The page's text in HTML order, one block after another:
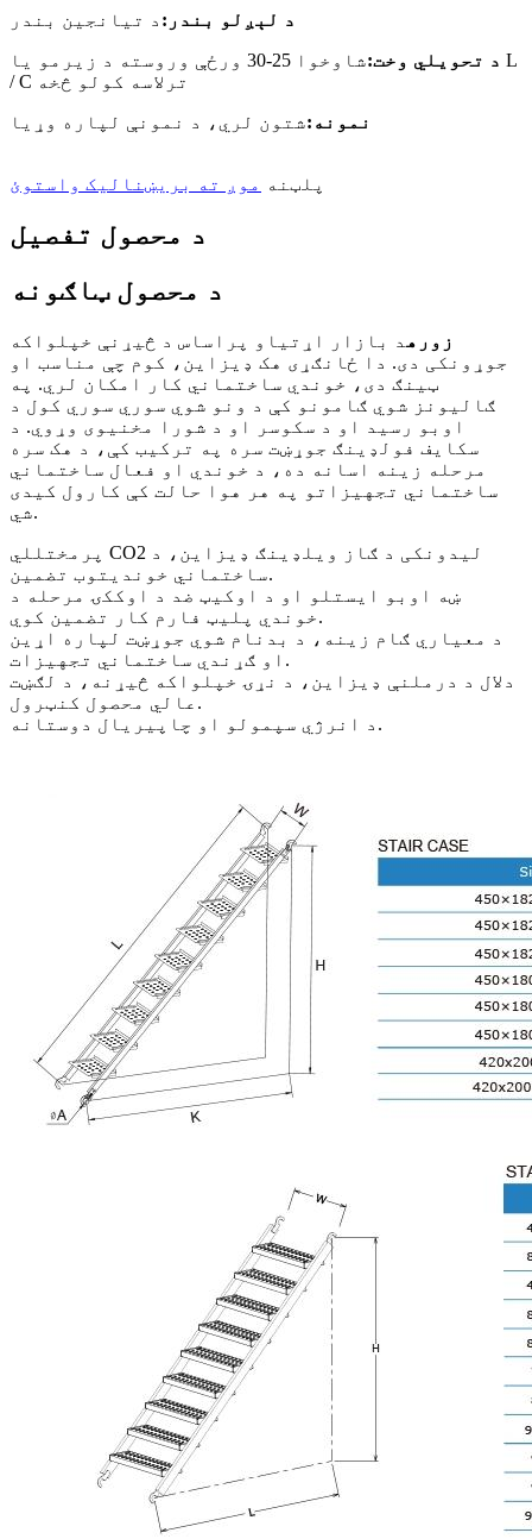
د لېږلو بندر: د تیانجین بندر
د تحویلي وخت:
شاوخوا 25-30 ورځې وروسته د زیرمو یا L
/ C ترلاسه کولو څخه
نمونه:شتون لري، د نمونې لپاره وړیا
پلټنه موږ ته بریښنالیک واستوئ
د محصول تفصیل
د محصول ټاګونه
زورهد بازار اړتیاو پراساس د څیړنې خپلواکه
جوړونکی دی. دا ځانګړی هک ډیزاین، کوم چې مناسب او
ټینګ دی، خوندي ساختماني کار امکان لري. په
ګالیونز شوي ګامونو کې د ونو شوي سوري سوري کول د
اوبو رسید او د سکوسر او د شورا مخنیوی وړوي. د
سکایف فولډینګ جوړښت سره په ترکیب کې، د هک سره
مرحله زینه اسانه ده، د خوندي او فعال ساختماني
ساختماني تجهیزاتو په هر هوا حالت کې کارول کیدی
شي.
پرمختللي CO2 لیدونکی د ګاز ویلډینګ ډیزاین، د
ساختماني خوندیتوب تضمین.
ښه اوبو ایستلو او د اوکیټ ضد د اوککۍ مرحله د
خوندي پلیټ فارم کار تضمین کوي.
د معیاري ګام زینه، د بدنام شوي جوړښت لپاره اړین
او ګړندي ساختماني تجهیزات.
دلال د درملنې ډیزاین، د نړۍ خپلواکه څیړنه، د لګښت
عالي محصول کنټرول.
د انرژي سپمولو او چاپیریال دوستانه.